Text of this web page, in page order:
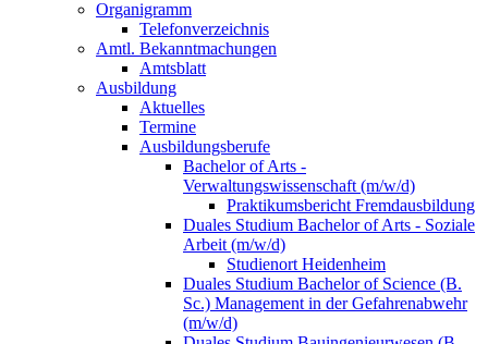
Organigramm
Telefonverzeichnis
Amtl. Bekanntmachungen
Amtsblatt
Ausbildung
Aktuelles
Termine
Ausbildungsberufe
Bachelor of Arts -
Verwaltungswissenschaft (m/w/d)
Praktikumsbericht Fremdausbildung
Duales Studium Bachelor of Arts - Soziale
Arbeit (m/w/d)
Studienort Heidenheim
Duales Studium Bachelor of Science (B.
Sc.) Management in der Gefahrenabwehr
(m/w/d)